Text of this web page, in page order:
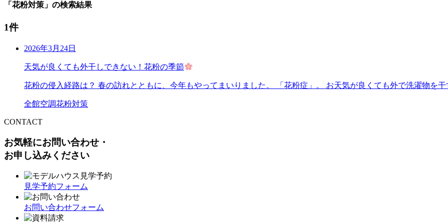
「花粉対策」の検索結果
1件
2026年3月24日
天気が良くても外干しできない！花粉の季節
花粉の侵入経路は？ 春の訪れとともに、今年もやってまいりました。 「花粉症」。 お天気が良くても外で洗濯物を
全館空調花粉対策
CONTACT
お気軽にお問い合わせ・
お申し込みください
見学予約フォーム
お問い合わせフォーム